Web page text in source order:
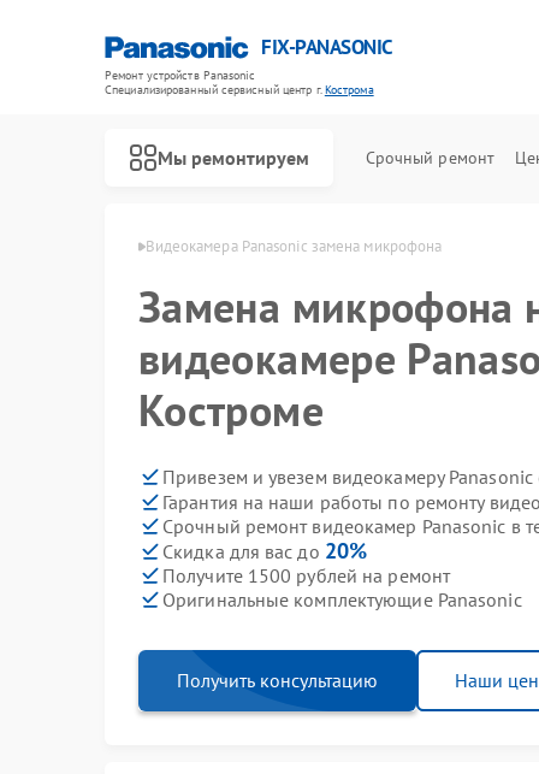
FIX-PANASONIC
Ремонт устройств Panasonic
Специализированный cервисный центр г.Кострома
Мы ремонтируем Срочный ремонт
Видеокамера Panasonic замена микрофона
Замена микрофона
видеокамере
Костроме
Привезем и увезем видеокамеру Panasonic
Гарантия на наши работы по ремонту
Срочный ремонт видеокамер Panasonic в
Скидка для вас до 20%
Получите 1500 рублей на ремонт
Оригинальные комплектующие Panasonic
Получить консультацию Наши